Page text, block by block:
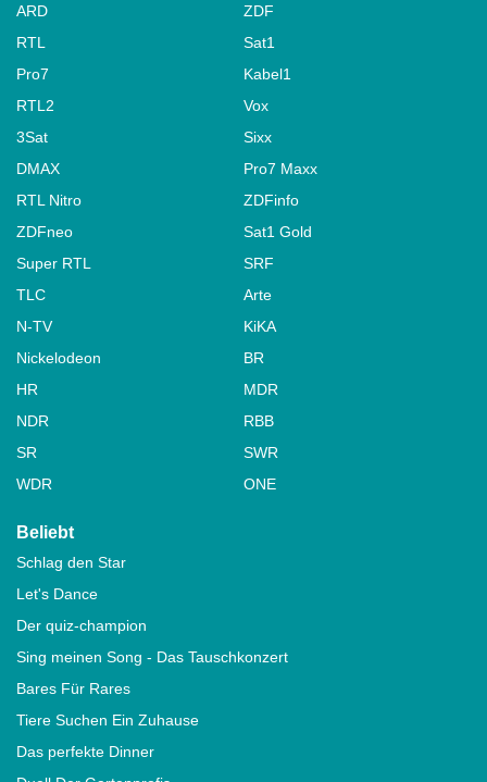
ARD
ZDF
RTL
Sat1
Pro7
Kabel1
RTL2
Vox
3Sat
Sixx
DMAX
Pro7 Maxx
RTL Nitro
ZDFinfo
ZDFneo
Sat1 Gold
Super RTL
SRF
TLC
Arte
N-TV
KiKA
Nickelodeon
BR
HR
MDR
NDR
RBB
SR
SWR
WDR
ONE
Beliebt
Schlag den Star
Let's Dance
Der quiz-champion
Sing meinen Song - Das Tauschkonzert
Bares Für Rares
Tiere Suchen Ein Zuhause
Das perfekte Dinner